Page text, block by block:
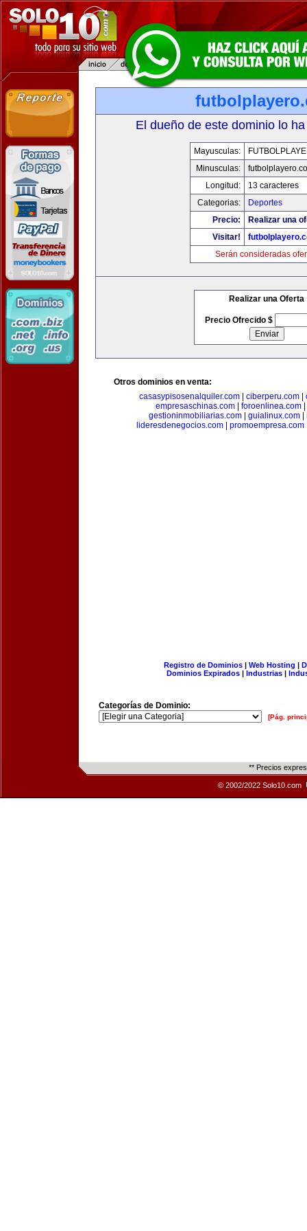
El dueño de este dominio lo
Mayusculas:
Minusculas:
Longitud:
13 caracteres
Categorias:
Deportes
Precio:
Realizar una
Visitar!
Serán consideradas
Realizar una Oferta
Precio Ofrecido $
Otros dominios en venta:
casasypisosenalquiler.com
ciberperu.com
empresaschinas.com| foroenlinea.com|
gestioninmobiliarias.com| guialinux.com|
lideresdenegocios.com
promoempresa.com
Registro de Dominios| Web Hosting |
Dominios Expirados | Industrias |
Categorías de Dominio:
[Pág.
** Precios
© 2002/2022 Solo10.com